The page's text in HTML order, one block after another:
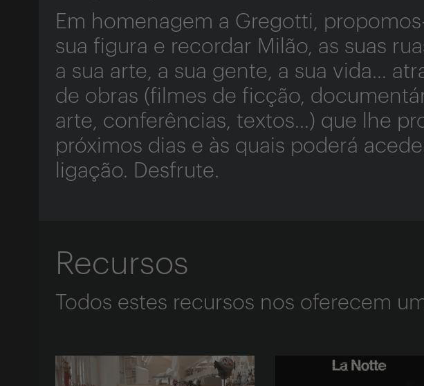
Em homenagem a Gregotti,
sua figura e recordar Milão, as suas
a sua arte, a sua gente, a sua vida...
de obras (filmes de ficção,
arte, conferências, textos...) que lhe
próximos dias e às quais poderá
ligação. Desfrute.
Recursos
Todos estes recursos nos oferecem